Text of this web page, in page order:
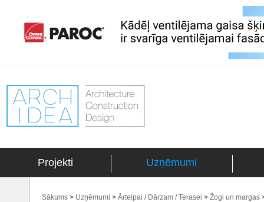
Projekti Uzņēmumi
Sākums > Uzņēmumi > Ārtelpai / Dārzam / Terasei > Žogi un margas